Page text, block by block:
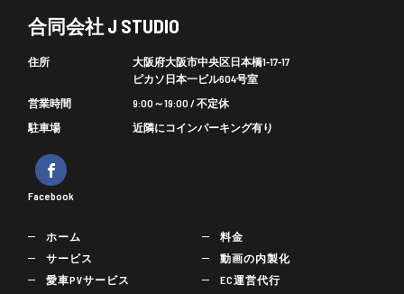
合同会社 J STUDIO
住所
大阪府大阪市中央区日本橋1-17-17
ピカソ日本一ビル604号室
営業時間
9:00～19:00 / 不定休
駐車場
近隣にコインパーキング有り
Facebook
ホーム
サービス
愛車PVサービス
料金
動画の内製化
EC運営代行